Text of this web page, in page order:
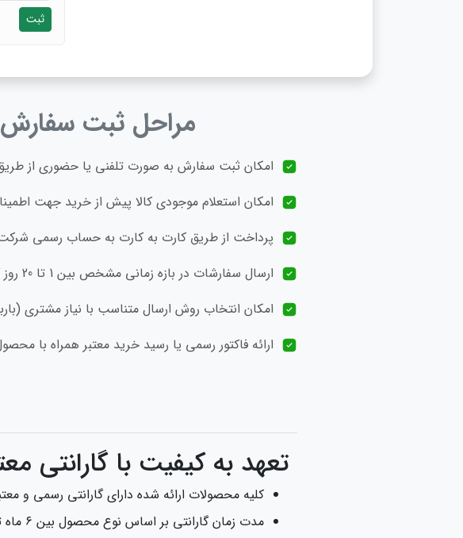
ثبت
مراحل ثبت
امکان ثبت سفارش به‌ صورت تلفنی یا حضوری از
امکان استعلام موجودی کالا پیش از خرید جهت
پرداخت از طریق کارت به کارت به حساب رسمی
ارسال سفارشات در بازه زمانی مشخص بین 1 تا 20 روز کاری، بسته به نوع محصول و حجم سفارش
امکان انتخاب روش ارسال متناسب با نیاز مشتری
ارائه فاکتور رسمی یا رسید خرید معتبر همراه با
تعهد به کیفیت با
کلیه محصولات ارائه شده دارای گارانتی رسمی و
مدت زمان گارانتی بر اساس نوع محصول بین ۶ ماه تا 1 سال متغیر است.